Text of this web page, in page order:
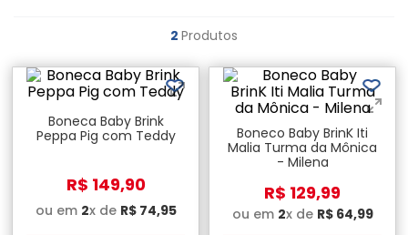
2 Produtos
Boneca Baby Brink
Peppa Pig com Teddy
R$ 149,90
ou em 2x de R$ 74,95
Boneco Baby BrinK Iti
Malia Turma da Mônica
- Milena
R$ 129,99
ou em 2x de R$ 64,99